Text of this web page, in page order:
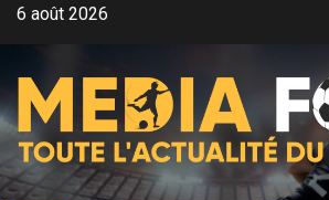
Aller6 août 2026